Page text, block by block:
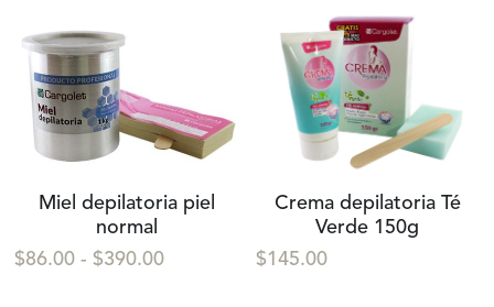
Miel depilatoria piel
normal
$86.00 - $390.00
Crema depilatoria Té
Verde 150g
$145.00